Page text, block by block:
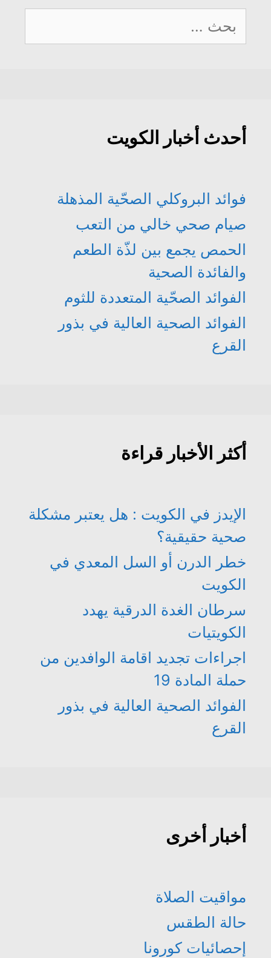
البحث
عن:
أحدث أخبار الكويت
فوائد البروكلي الصحّية المذهلة
صيام صحي خالي من التعب
الحمص يجمع بين لذّة الطعم
والفائدة الصحية
الفوائد الصحّية المتعددة للثوم
الفوائد الصحية العالية في بذور
القرع
أكثر الأخبار قراءة
الإيدز في الكويت : هل يعتبر مشكلة
صحية حقيقية؟
خطر الدرن أو السل المعدي في
الكويت
سرطان الغدة الدرقية يهدد
الكويتيات
اجراءات تجديد اقامة الوافدين من
حملة المادة 19
الفوائد الصحية العالية في بذور
القرع
أخبار أخرى
مواقيت الصلاة
حالة الطقس
إحصائيات كورونا